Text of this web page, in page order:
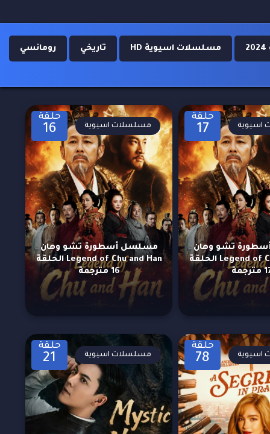
مسلسلات اسيوية HD تاريخي رومانسي
حلقة
17
تشو وهان
Legend of Chu and Han الحلقة
اسيوية
حلقة
16
مسلسل أسطورة تشو وهان
Legend of Chu and Han الحلقة
16 مترجمة
مسلسلات اسيوية
حلقة
78 اسيوية
حلقة
21 مسلسلات اسيوية